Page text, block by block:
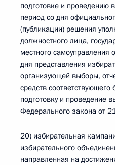
подготовке и проведению
период со дня
(публикации) решения
должностного лица,
местного самоуправления
дня представления
организующей выборы,
средств
подготовку и проведение
Федерального закона от
20) избирательная
избирательного
направленная на